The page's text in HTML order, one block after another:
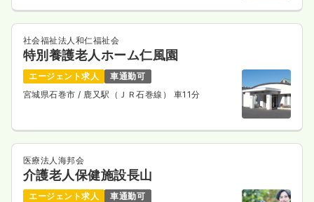
社会福祉法人和仁福祉会
特別養護老人ホーム仁風園
エージェント求人
車通勤可
宮城県石巻市/ 鹿又駅（ＪＲ石巻線） 車11分
医療法人海邦会
介護老人保健施設長山
エージェント求人
車通勤可